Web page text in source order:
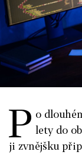
P o
lety do
ji zvnějšku